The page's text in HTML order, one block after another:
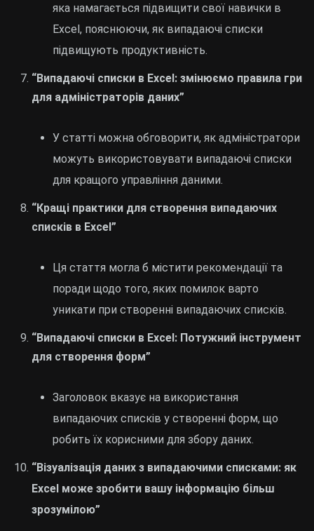
яка намагається підвищити свої навички в
Excel, пояснюючи, як випадаючі списки
підвищують продуктивність.
“Випадаючі списки в Excel: змінюємо правила гри
для адміністраторів даних”
У статті можна обговорити, як адміністратори
можуть використовувати випадаючі списки
для кращого управління даними.
“Кращі практики для створення випадаючих
списків в Excel”
Ця стаття могла б містити рекомендації та
поради щодо того, яких помилок варто
уникати при створенні випадаючих списків.
“Випадаючі списки в Excel: Потужний інструмент
для створення форм”
Заголовок вказує на використання
випадаючих списків у створенні форм, що
робить їх корисними для збору даних.
“Візуалізація даних з випадаючими списками: як
Excel може зробити вашу інформацію більш
зрозумілою”